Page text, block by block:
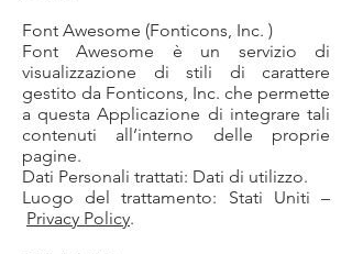
Font Awesome (Fonticons, Inc. )
Font Awesome è un servizio di
visualizzazione di stili di carattere
gestito da Fonticons, Inc. che permette
a questa Applicazione di integrare tali
contenuti all’interno delle proprie
pagine.
Dati Personali trattati: Dati di utilizzo.
Luogo del trattamento: Stati Uniti –
Privacy Policy.